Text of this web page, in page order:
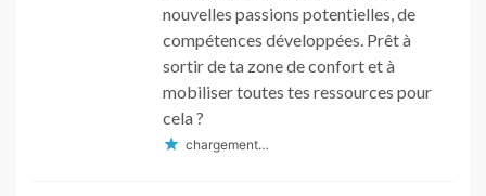
nouvelles passions potentielles, de
compétences développées. Prêt à
sortir de ta zone de confort et à
mobiliser toutes tes ressources pour
cela ?
chargement…